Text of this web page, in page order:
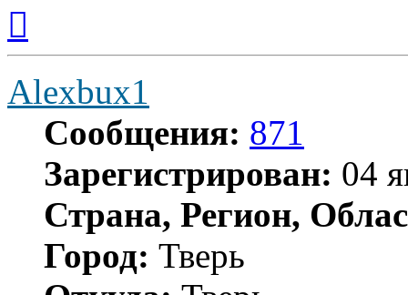
началу
Alexbux1
Сообщения: 871
Зарегистрирован: 04
Страна, Регион,
Город: Тверь